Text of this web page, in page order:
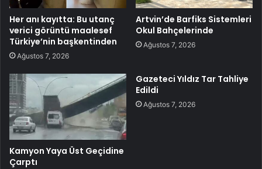
Her anı kayıtta: Bu utanç
verici görüntü maalesef
Türkiye’nin başkentinden
Ağustos 7, 2026
Artvin’de Barfiks Sistemleri
Okul Bahçelerinde
Ağustos 7, 2026
Kamyon Yaya Üst Geçidine
Çarptı
Gazeteci Yıldız Tar Tahliye
Edildi
Ağustos 7, 2026